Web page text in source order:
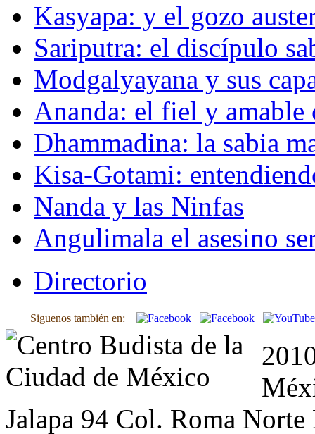
Kasyapa: y el gozo
Sariputra: el discípulo
Modgalyayana y sus
Ananda: el fiel y amable
Dhammadina: la sabia
Kisa-Gotami:
Nanda y las Ninfas
Angulimala el asesino
Directorio
Siguenos también en:
Jalapa 94 Col. Roma